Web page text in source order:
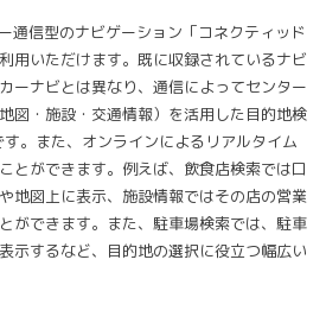
通信型のナビゲーション「コネクティッド
用いただけます。既に収録されているナビ
ーナビとは異なり、通信によってセンター
図・施設・交通情報）を活用した目的地検
す。また、オンラインによるリアルタイム
とができます。例えば、飲食店検索では口
地図上に表示、施設情報ではその店の営業
ができます。また、駐車場検索では、駐車
示するなど、目的地の選択に役立つ幅広い